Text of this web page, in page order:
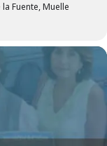
Fuente, Muelle